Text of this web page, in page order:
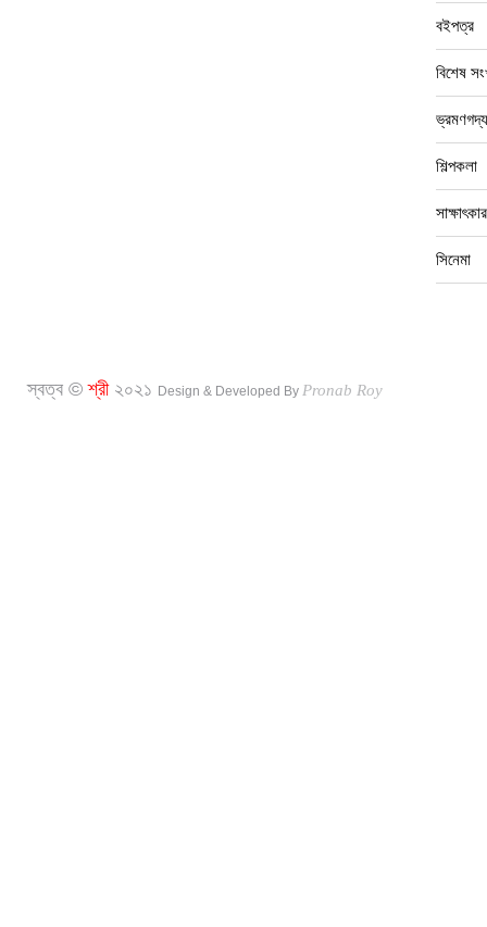
বইপত্র
বিশেষ
ভ্রমণগদ্য
শিল্পকলা
সাক্ষাৎকার
সিনেমা
স্বত্ব ©শ্রী ২০২১ Design & Developed By Pronab Roy